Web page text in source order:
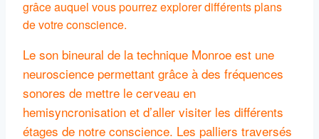
grâce auquel vous pourrez explorer différents plans
de votre conscience.
Le son bineural de la technique Monroe est une
neuroscience permettant grâce à des fréquences
sonores de mettre le cerveau en
hemisyncronisation et d’aller visiter les différents
étages de notre conscience. Les palliers traversés